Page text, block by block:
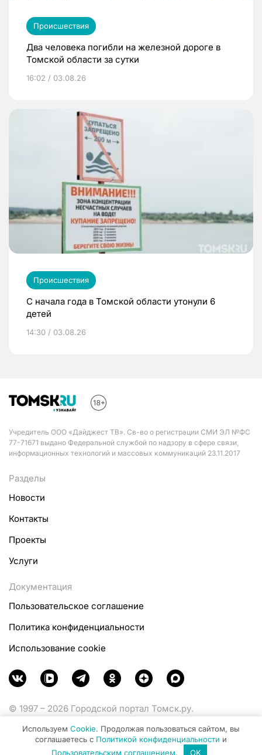
Происшествия
Два человека погибли на железной дороге в
Томской области за сутки
16:02 / 03.08.26
Происшествия
С начала года в Томской области утонули 6
детей
14:30 / 03.08.26
Учредитель ООО «Дайджест ТВ». Св-во о регистрации СМИ ЭЛ №ФС
77-71671 выдано Федеральной службой по надзору в сфере связи,
информационных технологий и массовых коммуникаций 23.11.2017
Разделы
Новости
Контакты
Проекты
Услуги
Документация
Пользовательское соглашение
Политика конфиденциальности
Использование cookie
© 1997 – 2026 Городской портал Томск.ру.
Министерства цифрового развития, связи и массовых
коммуникаций Российской Федерации.
Используем Cookie. Продолжая пользоваться сайтом, вы
соглашаетесь с Политикой конфиденциальности и
Пользовательским соглашением. OK